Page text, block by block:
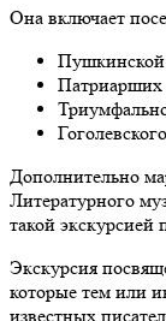
Она включает
Патриарших
Дополнительно
Литературного
такой экскурсией
Экскурсия
которые тем или
известных